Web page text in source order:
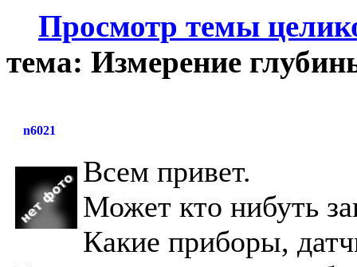
Просмотр темы
тема: Измерение
n6021
Всем привет.
Может кто нибуть
Какие приборы,